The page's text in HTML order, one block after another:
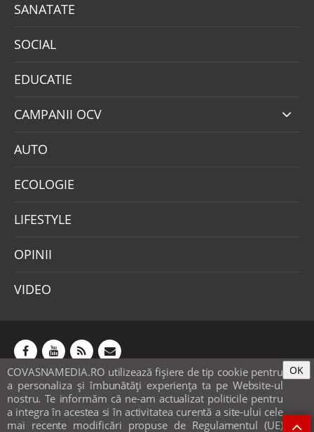
SANATATE
SOCIAL
EDUCATIE
CAMPANII OCV
AUTO
ECOLOGIE
LIFESTYLE
OPINII
VIDEO
COVASNAMEDIA.RO utilizează fişiere de tip cookie pentru
a personaliza și îmbunătăți experiența ta pe Website-ul
nostru. Te informăm că ne-am actualizat politicile pentru
a integra în acestea si în activitatea curentă a site-ului cele
mai recente modificări propuse de Regulamentul (UE)
OK
Abonamente Publicitate
Mica publicitate
Contact
Sondaje
POLITICA COOKIE-URI & GDPR
© covasnamedia.ro. Website bysofthost.